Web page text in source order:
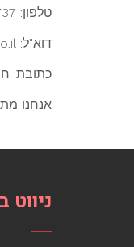
טלפון: 052-7030737
דוא"ל: einat@friedmanpr.co.il
כתובת: חביבה
אנחנו